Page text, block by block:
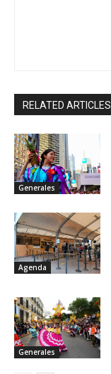
RELATED ARTICLES
Generales
Agenda
Generales